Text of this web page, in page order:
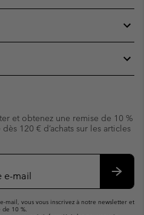
et obtenez une remise de 10 %
120 € d’achats sur les articles
mail, vous vous inscrivez à notre newsletter et
de 10 %.